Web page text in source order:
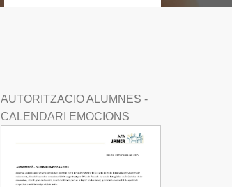
AUTORITZACIO ALUMNES -
CALENDARI EMOCIONS